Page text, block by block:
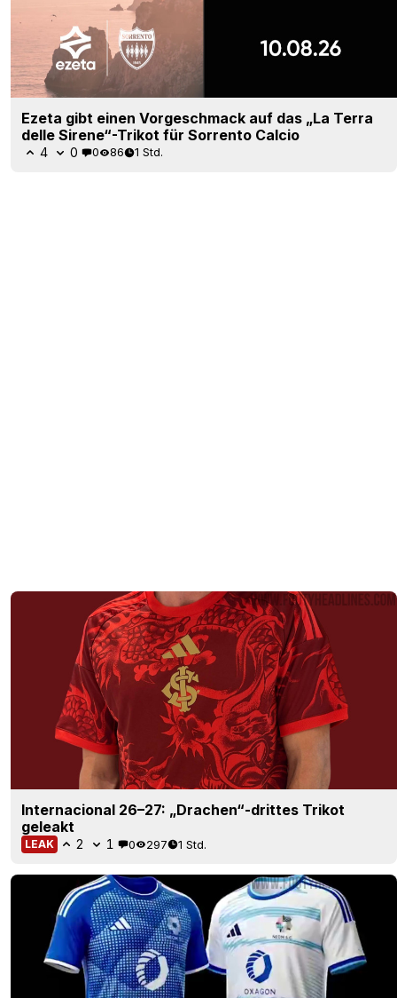
Ezeta gibt einen Vorgeschmack auf das „La Terra
delle Sirene“-Trikot für Sorrento Calcio
4 0 0 86 1 Std.
Internacional 26–27: „Drachen“-drittes Trikot
geleakt
LEAK 2 1 0 297 1 Std.